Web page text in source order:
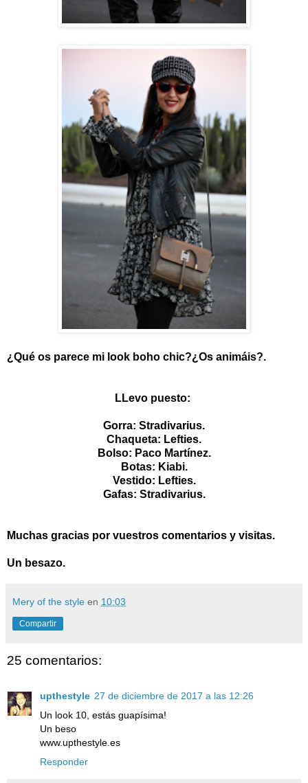
¿Qué os parece mi look boho chic?¿Os animáis?.
LLevo puesto:
Gorra: Stradivarius.
Chaqueta: Lefties.
Bolso: Paco Martínez.
Botas: Kiabi.
Vestido: Lefties.
Gafas: Stradivarius.
Muchas gracias por vuestros comentarios y visitas.
Un besazo.
Mery of the style en 10:03
Compartir
25 comentarios:
upthestyle 27 de diciembre de 2017 a las 12:26
Un look 10, estás guapísima!
Un beso
www.upthestyle.es
Responder